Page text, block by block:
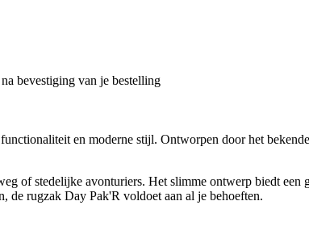
bevestiging van je bestelling
en moderne stijl. Ontworpen door het
of stedelijke avonturiers. Het slimme ontwerp biedt
de rugzak Day Pak'R voldoet aan al je behoeften.